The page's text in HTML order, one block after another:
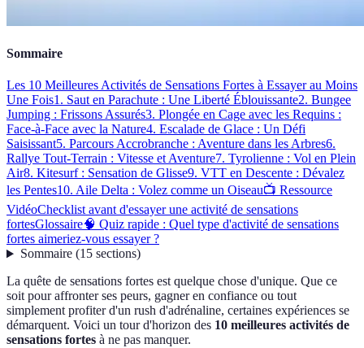
Sommaire
Les 10 Meilleures Activités de Sensations Fortes à Essayer au Moins
Une Fois1. Saut en Parachute : Une Liberté Éblouissante2. Bungee
Jumping : Frissons Assurés3. Plongée en Cage avec les Requins :
Face-à-Face avec la Nature4. Escalade de Glace : Un Défi
Saisissant5. Parcours Accrobranche : Aventure dans les Arbres6.
Rallye Tout-Terrain : Vitesse et Aventure7. Tyrolienne : Vol en Plein
Air8. Kitesurf : Sensation de Glisse9. VTT en Descente : Dévalez
les Pentes10. Aile Delta : Volez comme un Oiseau📺 Ressource
VidéoChecklist avant d'essayer une activité de sensations
fortesGlossaire🧠 Quiz rapide : Quel type d'activité de sensations
fortes aimeriez-vous essayer ?
Sommaire(15 sections)
La quête de sensations fortes est quelque chose d'unique. Que ce
soit pour affronter ses peurs, gagner en confiance ou tout
simplement profiter d'un rush d'adrénaline, certaines expériences se
démarquent. Voici un tour d'horizon des 10 meilleures activités de
sensations fortes à ne pas manquer.